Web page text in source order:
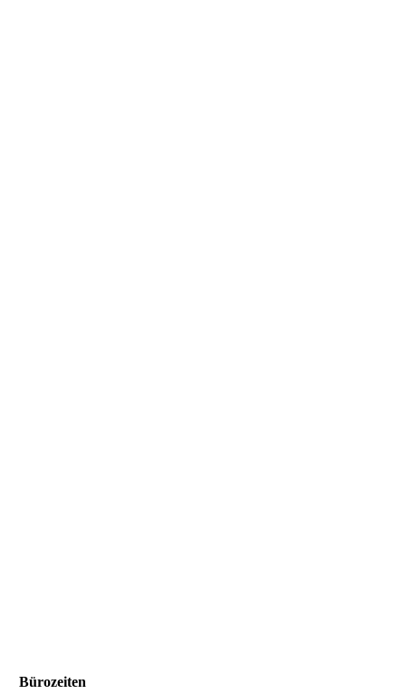
Bürozeiten